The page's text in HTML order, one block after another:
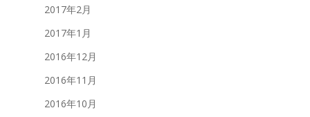
2017年2月
2017年1月
2016年12月
2016年11月
2016年10月